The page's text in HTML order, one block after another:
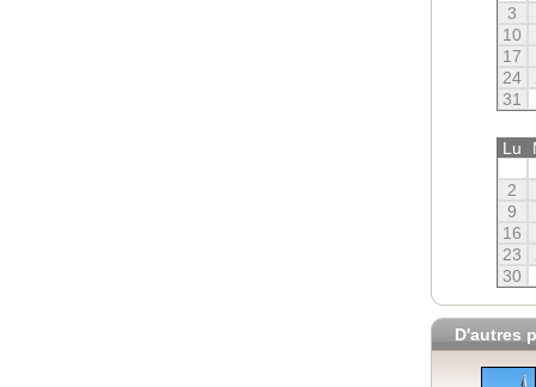
3
10
17
24
31
Lu
2
9
16
23
30
D'autres